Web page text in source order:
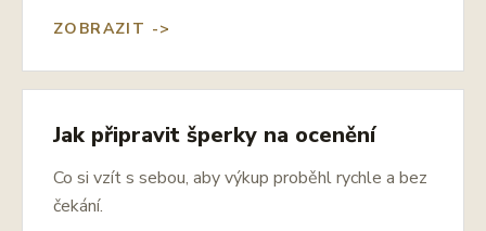
ZOBRAZIT ->
Jak připravit šperky na ocenění
Co si vzít s sebou, aby výkup proběhl rychle a bez
čekání.